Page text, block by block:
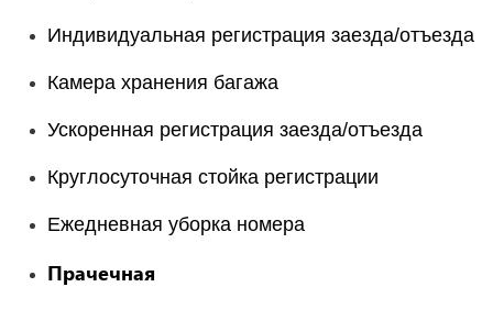
Индивидуальная регистрация заезда/отъезда
Камера хранения багажа
Ускоренная регистрация заезда/отъезда
Круглосуточная стойка регистрации
Ежедневная уборка номера
Прачечная